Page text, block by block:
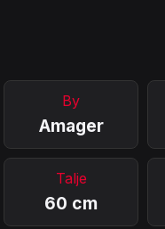
By
Amager
Talje
60 cm